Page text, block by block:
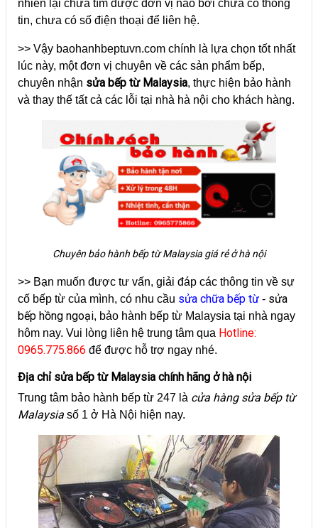
nhiên lại chưa tìm được đơn vị nào bởi chưa có thông
tin, chưa có số điện thoại để liên hệ.
>> Vậy baohanhbeptuvn.com chính là lựa chọn tốt nhất
lúc này, một đơn vị chuyên về các sản phẩm bếp,
chuyên nhận sửa bếp từ Malaysia, thực hiện bảo hành
và thay thế tất cả các lỗi tại nhà hà nội cho khách hàng.
Chuyên bảo hành bếp từ Malaysia giá rẻ ở hà nội
>> Bạn muốn được tư vấn, giải đáp các thông tin về sự
cố bếp từ của mình, có nhu cầu sửa chữa bếp từ - sửa
bếp hồng ngoại, bảo hành bếp từ Malaysia tại nhà ngay
hôm nay. Vui lòng liên hệ trung tâm qua Hotline:
0965.775.866 để được hỗ trợ ngay nhé.
Địa chỉ sửa bếp từ Malaysia chính hãng ở hà nội
Trung tâm bảo hành bếp từ 247 là cửa hàng sửa bếp từ
Malaysia số 1 ở Hà Nội hiện nay.